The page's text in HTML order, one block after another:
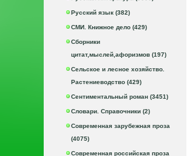
Русский язык (382)
СМИ. Книжное дело (429)
Сборники
цитат,мыслей,афоризмов (197)
Сельское и лесное хозяйство.
Растениеводство (429)
Сентиментальный роман (3451)
Словари. Справочники (2)
Современная зарубежная проза
(4075)
Современная российская проза